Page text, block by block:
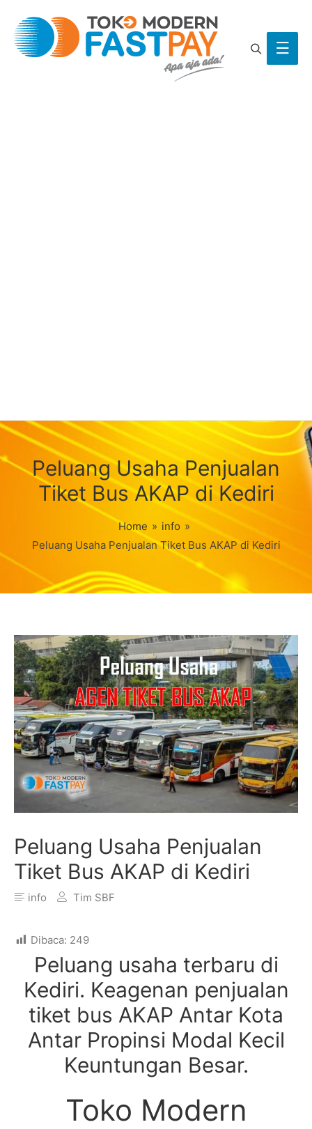
Main
Search
Peluang Usaha Penjualan
Tiket Bus AKAP di Kediri
Home » info »
Peluang Usaha Penjualan Tiket Bus AKAP di Kediri
Peluang Usaha Penjualan
Tiket Bus AKAP di Kediri
info Tim SBF
Dibaca: 249
Peluang usaha terbaru di
Kediri. Keagenan penjualan
tiket bus AKAP Antar Kota
Antar Propinsi Modal Kecil
Keuntungan Besar.
Toko Modern